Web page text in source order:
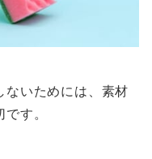
ないためには、素材
す。